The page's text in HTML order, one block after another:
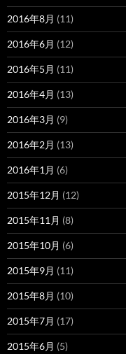
2016年8月 (11)
2016年6月 (12)
2016年5月 (11)
2016年4月 (13)
2016年3月 (9)
2016年2月 (13)
2016年1月 (6)
2015年12月 (12)
2015年11月 (8)
2015年10月 (6)
2015年9月 (11)
2015年8月 (10)
2015年7月 (17)
2015年6月 (5)